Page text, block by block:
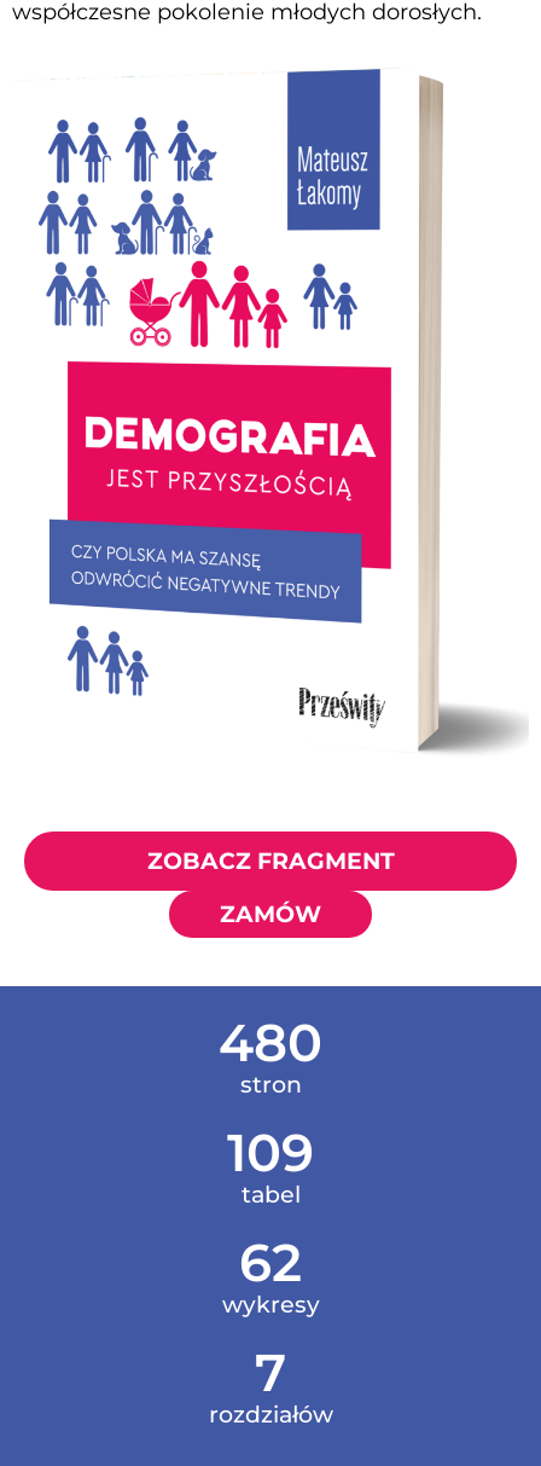
współczesne pokolenie młodych dorosłych.
ZOBACZ FRAGMENT
ZAMÓW
stron
480
tabel
109
wykresy
62
rozdziałów
7